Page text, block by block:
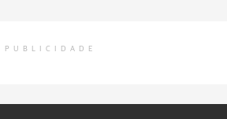
PUBLICIDADE